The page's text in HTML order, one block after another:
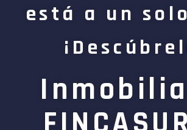
está a un